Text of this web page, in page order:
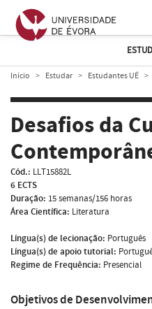
Início Estudar Estudantes UÉ
Desafios da
Cód.: LLT15882L
6 ECTS
Duração: 15 semanas/156 horas
Área Científica: Literatura
Língua(s) de lecionação: Português
Língua(s) de apoio tutorial:
Regime de Frequência: Presencial
Objetivos de